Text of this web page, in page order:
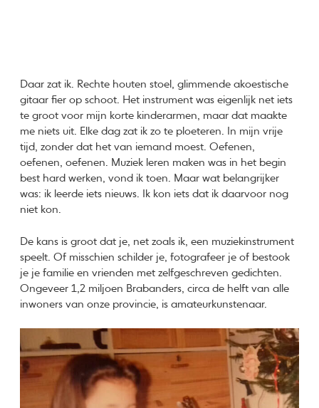
Daar zat ik. Rechte houten stoel, glimmende akoestische
gitaar fier op schoot. Het instrument was eigenlijk net iets
te groot voor mijn korte kinderarmen, maar dat maakte
me niets uit. Elke dag zat ik zo te ploeteren. In mijn vrije
tijd, zonder dat het van iemand moest. Oefenen,
oefenen, oefenen. Muziek leren maken was in het begin
best hard werken, vond ik toen. Maar wat belangrijker
was: ik leerde iets nieuws. Ik kon iets dat ik daarvoor nog
niet kon.
De kans is groot dat je, net zoals ik, een muziekinstrument
speelt. Of misschien schilder je, fotografeer je of bestook
je je familie en vrienden met zelfgeschreven gedichten.
Ongeveer 1,2 miljoen Brabanders, circa de helft van alle
inwoners van onze provincie, is amateurkunstenaar.